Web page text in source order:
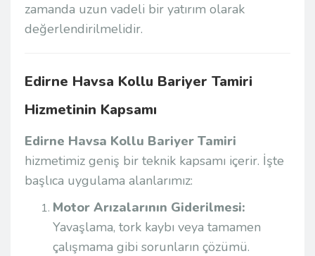
zamanda uzun vadeli bir yatırım olarak
değerlendirilmelidir.
Edirne Havsa Kollu Bariyer Tamiri
Hizmetinin Kapsamı
Edirne Havsa Kollu Bariyer Tamiri
hizmetimiz geniş bir teknik kapsamı içerir. İşte
başlıca uygulama alanlarımız:
Motor Arızalarının Giderilmesi:
Yavaşlama, tork kaybı veya tamamen
çalışmama gibi sorunların çözümü.